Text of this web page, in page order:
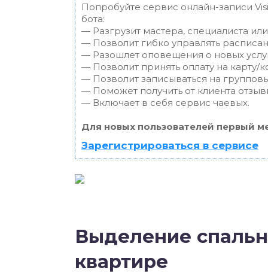
Попробуйте сервис онлайн-записи
бота:
— Разгрузит мастера, специалиста
— Позволит гибко управлять
— Разошлет оповещения о новых
— Позволит принять оплату на карту/
— Позволит записываться на
— Поможет получить от клиента
— Включает в себя сервис чаевых.
Для новых пользователей первый
Зарегистрироваться в сервисе
Выделение
квартире